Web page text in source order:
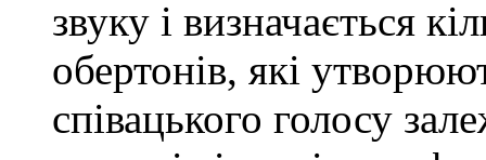
звуку і визначається
обертонів, які
співацького голосу